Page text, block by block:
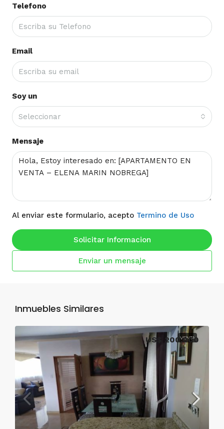
Telefono
Email
Soy un
Seleccionar
Mensaje
Al enviar este formulario, acepto Termino de Uso
Solicitar Informacion
Enviar un mensaje
Inmuebles Similares
VENTA
US$ 200,000